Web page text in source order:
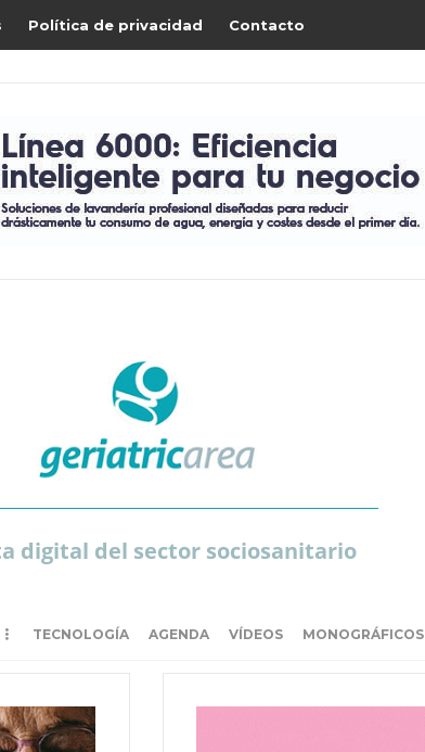
Política de privacidad Contacto
digital del sector sociosanitario
TECNOLOGÍA AGENDA VÍDEOS MONOGRÁFICOS